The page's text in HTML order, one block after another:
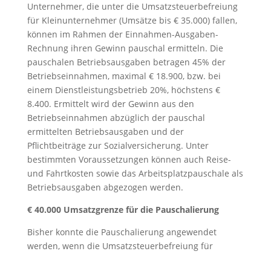
Unternehmer, die unter die Umsatzsteuerbefreiung
für Kleinunternehmer (Umsätze bis € 35.000) fallen,
können im Rahmen der Einnahmen-Ausgaben-
Rechnung ihren Gewinn pauschal ermitteln. Die
pauschalen Betriebsausgaben betragen 45% der
Betriebseinnahmen, maximal € 18.900, bzw. bei
einem Dienstleistungsbetrieb 20%, höchstens €
8.400. Ermittelt wird der Gewinn aus den
Betriebseinnahmen abzüglich der pauschal
ermittelten Betriebsausgaben und der
Pflichtbeiträge zur Sozialversicherung. Unter
bestimmten Voraussetzungen können auch Reise-
und Fahrtkosten sowie das Arbeitsplatzpauschale als
Betriebsausgaben abgezogen werden.
€ 40.000 Umsatzgrenze für die Pauschalierung
Bisher konnte die Pauschalierung angewendet
werden, wenn die Umsatzsteuerbefreiung für